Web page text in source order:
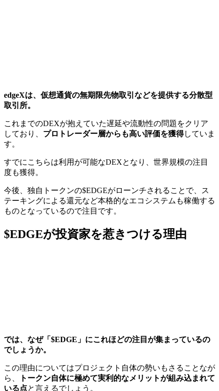
edgeXは、仮想通貨の無期限先物取引などを提供する分散型
取引所。
これまでのDEXが抱えていた遅延や流動性の問題をクリア
しており、 プロトレーダー層からも高い評価を獲得していま
す。
すでにこちらは利用が可能なDEXとなり、世界規模の注目
度も獲得。
今後、独自トークンの$EDGEがローンチされることで、ス
テーキングによる還元など本格的なエコシステムも稼働する
ものとなっているので注目です。
$EDGEが投資家を惹きつける理由
では、なぜ「$EDGE」にこれほどの注目が集まっているの
でしょうか。
この理由についてはプロジェクト自体の勢いもさることなが
ら、
トークン自体に極めて実利的なメリットが組み込まれて
いる点と言えるでしょう。